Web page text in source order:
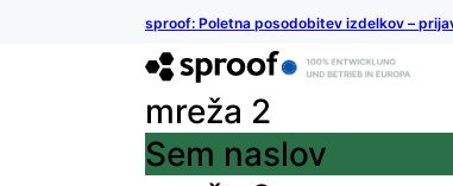
sproof: Poletna posodobitev izdelkov –
mreža 2
Sem naslov